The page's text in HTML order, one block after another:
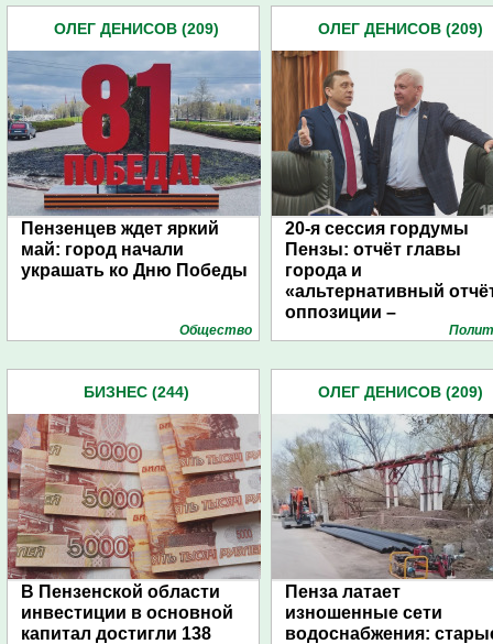
ОЛЕГ ДЕНИСОВ (209)
Пензенцев ждет яркий
май: город начали
украшать ко Дню Победы
Общество
ОЛЕГ ДЕНИСОВ (209)
20-я сессия гордумы
Пензы: отчёт главы
города и
«альтернативный
оппозиции –
БИЗНЕС (244)
В Пензенской области
инвестиции в основной
капитал достигли 138
ОЛЕГ ДЕНИСОВ (209)
Пенза латает
изношенные сети
водоснабжения: